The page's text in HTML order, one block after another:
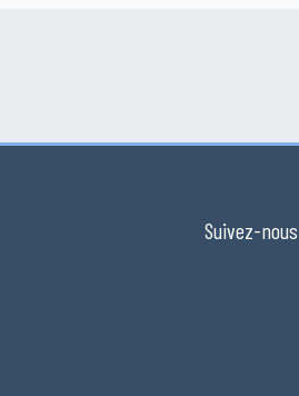
Suivez-nous